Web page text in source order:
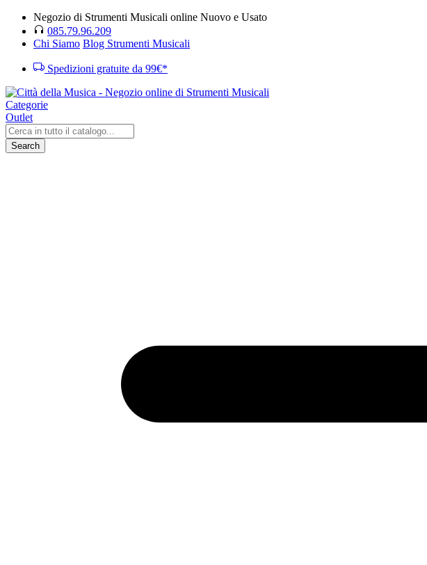
Negozio di Strumenti Musicali online Nuovo e Usato
085.79.96.209
Chi Siamo Blog Strumenti Musicali
Spedizioni gratuite da 99€*
Categorie
Outlet
Search